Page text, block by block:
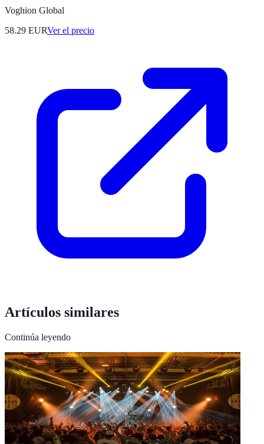
Voghion Global
58.29 EURVer el precio
Artículos similares
Continúa leyendo